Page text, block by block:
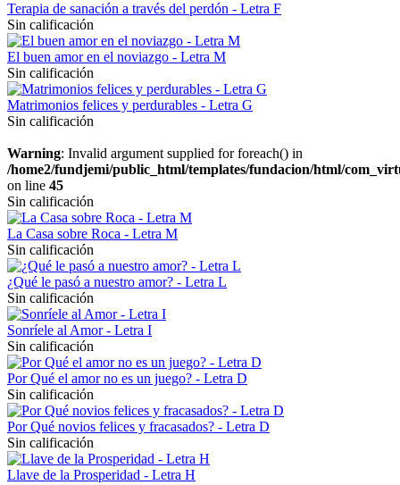
Terapia de sanación a través del perdón - Letra F
Sin calificación
El buen amor en el noviazgo - Letra M
Sin calificación
Matrimonios felices y perdurables - Letra G
Sin calificación
Warning: Invalid argument supplied for foreach() in
/home2/fundjemi/public_html/templates/fundacion/html/
on line 45
Sin calificación
La Casa sobre Roca - Letra M
Sin calificación
¿Qué le pasó a nuestro amor? - Letra L
Sin calificación
Sonríele al Amor - Letra I
Sin calificación
Por Qué el amor no es un juego? - Letra D
Sin calificación
Por Qué novios felices y fracasados? - Letra D
Sin calificación
Llave de la Prosperidad - Letra H